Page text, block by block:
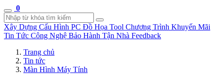
0
Xây Dựng Cấu Hình PC Đồ Họa Tool Chương Trình Khuyến Mãi
Tin Tức Công Nghệ Bảo Hành Tận Nhà Feedback
Trang chủ
Tin tức
Màn Hình Máy Tính